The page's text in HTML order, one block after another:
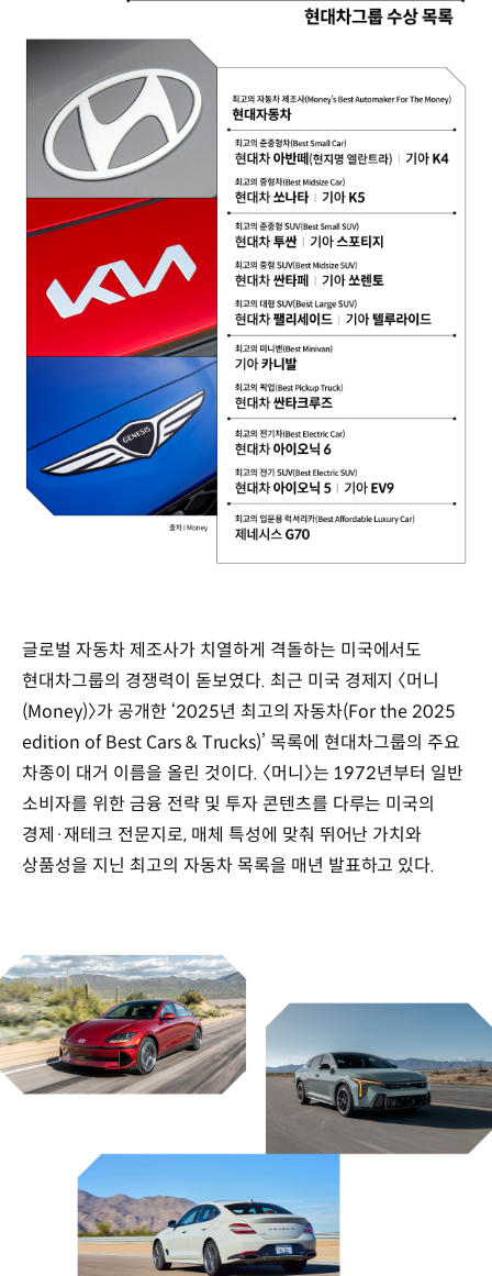
글로벌 자동차 제조사가 치열하게 격돌하는 미국에서도
현대차그룹의 경쟁력이 돋보였다. 최근 미국 경제지 〈머니
(Money)〉가 공개한 ‘2025년 최고의 자동차(For the 2025
edition of Best Cars & Trucks)’ 목록에 현대차그룹의 주요
차종이 대거 이름을 올린 것이다. 〈머니〉는 1972년부터 일반
소비자를 위한 금융 전략 및 투자 콘텐츠를 다루는 미국의
경제·재테크 전문지로, 매체 특성에 맞춰 뛰어난 가치와
상품성을 지닌 최고의 자동차 목록을 매년 발표하고 있다.